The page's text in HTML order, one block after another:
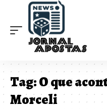
Tag:O que
Morceli